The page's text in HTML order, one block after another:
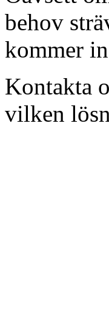
behov
kommer
Kontakta
vilken